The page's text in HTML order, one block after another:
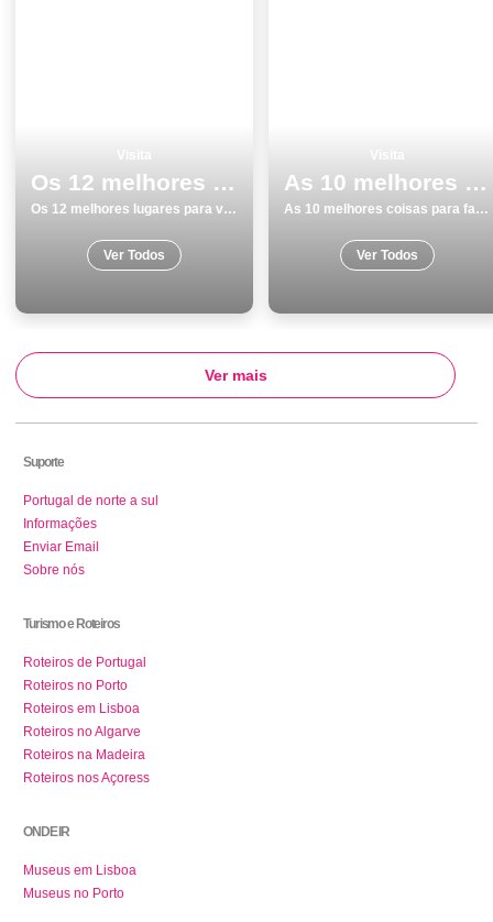
Os 12 melhores lugares para visitar em Braga
Os 12 melhores lugares para visitar em Braga
Ver Todos
As 10 melhores coisas para fazer no inverno em Sesimbra
As 10 melhores coisas para fazer no inverno em Sesimbra
Ver Todos
Ver mais
Suporte
Portugal de norte a sul
Informações
Enviar Email
Sobre nós
Turismo e Roteiros
Roteiros de Portugal
Roteiros no Porto
Roteiros em Lisboa
Roteiros no Algarve
Roteiros na Madeira
Roteiros nos Açoress
ONDE IR
Museus em Lisboa
Museus no Porto